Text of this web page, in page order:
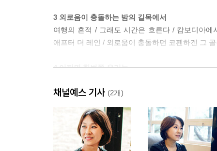
3 외로움이 충돌하는 밤의 길목에서
여행의 흔적 / 그래도 시간은 흐른다 / 캄보디아
애프터 더 레인 / 외로움이 충돌하던 코펜하겐 그
4 어쩌면 한번쯤 우리는
샤넬, 이 시대 워너비의 무덤 앞에서 / 외롭구나,
앞에서 / 나이를 여행하다
5 다시 시작될 당신의 여행
마음에 길을 묻다 / 그림자가 들려주는 이야기
채널예스 기사 (2개)